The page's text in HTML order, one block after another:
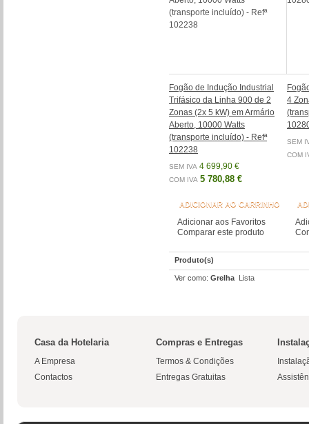
Fogão de Indução Industrial
Trifásico da Linha 900 de 2
Zonas (2x 5 kW) em Armário
Aberto, 10000 Watts
(transporte incluído) - Refª
102238
SEM IVA 4 699,90 €
COM IVA 5 780,88 €
ADICIONAR AO CARRINHO
Adicionar aos Favoritos
Comparar este produto
4
SEM
COM
Produto(s)
Ver como: Grelha Lista
Casa da Hotelaria
A Empresa
Contactos
Compras e Entregas
Termos & Condições
Entregas Gratuitas